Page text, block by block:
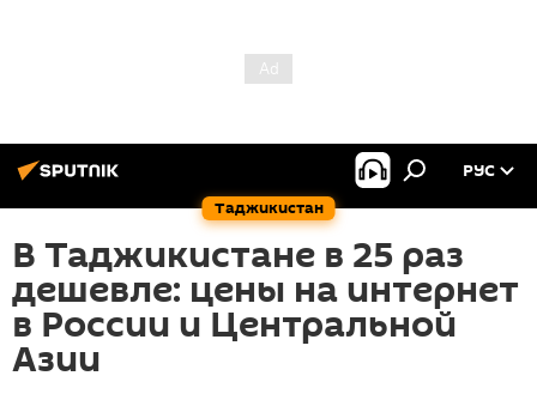
Таджикистан
РУС
В Таджикистане в 25 раз
дешевле: цены на интернет
в России и Центральной
Азии